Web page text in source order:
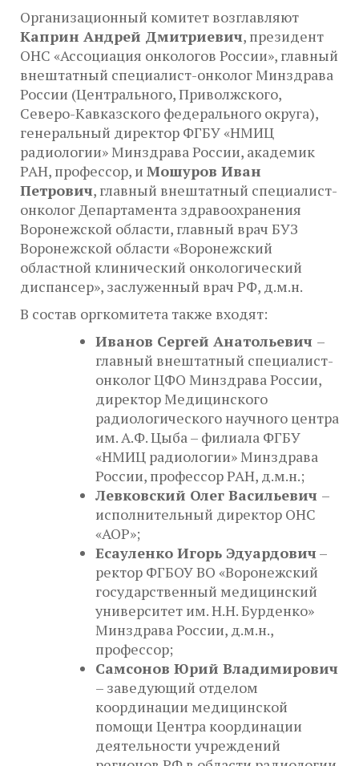
Организационный комитет возглавляют
Каприн Андрей Дмитриевич, президент
ОНС «Ассоциация онкологов России», главный
внештатный специалист-онколог Минздрава
России (Центрального, Приволжского,
Северо-Кавказского федерального округа),
генеральный директор ФГБУ «НМИЦ
радиологии» Минздрава России, академик
РАН, профессор, и Мошуров Иван
Петрович, главный внештатный специалист-
онколог Департамента здравоохранения
Воронежской области, главный врач БУЗ
Воронежской области «Воронежский
областной клинический онкологический
диспансер», заслуженный врач РФ, д.м.н.
В состав оргкомитета также входят:
Иванов Сергей Анатольевич –
главный внештатный специалист-
онколог ЦФО Минздрава России,
директор Медицинского
радиологического научного центра
им. А.Ф. Цыба – филиала ФГБУ
«НМИЦ радиологии» Минздрава
России, профессор РАН, д.м.н.;
Левковский Олег Васильевич –
исполнительный директор ОНС
«АОР»;
Есауленко Игорь Эдуардович –
ректор ФГБОУ ВО «Воронежский
государственный медицинский
университет им. Н.Н. Бурденко»
Минздрава России, д.м.н.,
профессор;
Самсонов Юрий Владимирович
– заведующий отделом
координации медицинской
помощи Центра координации
деятельности учреждений